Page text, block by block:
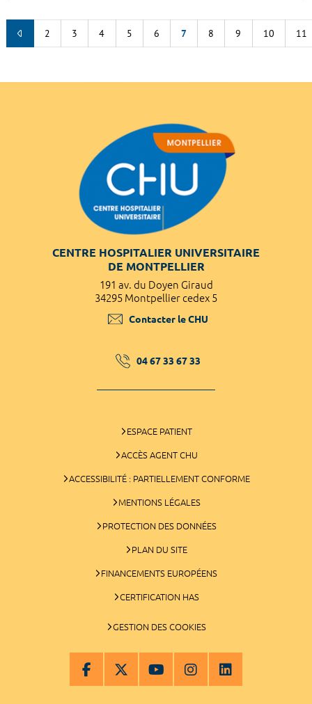
2 3 4 5 6 7 8 9 10 11
CENTRE HOSPITALIER UNIVERSITAIRE
DE MONTPELLIER
191 av. du Doyen Giraud
34295 Montpellier cedex 5
Contacter le CHU
04 67 33 67 33
ESPACE PATIENT
ACCÈS AGENT CHU
ACCESSIBILITÉ : PARTIELLEMENT CONFORME
MENTIONS LÉGALES
PROTECTION DES DONNÉES
PLAN DU SITE
FINANCEMENTS EUROPÉENS
CERTIFICATION HAS
GESTION DES COOKIES